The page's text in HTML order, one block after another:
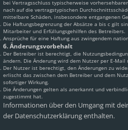
bei Vertragsschluss typischerweise
nach auf die vertragstypischen
mittelbare Schäden, insbesondere entgangenen
Die Haftungsbegrenzung der Absätze a bis c gilt
Mitarbeiter und Erfüllungsgehilfen des Betreibers.
Ansprüche für eine Haftung aus zwingendem
6. Änderungsvorbehalt
Der Betreiber ist berechtigt, die
ändern. Die Änderung wird dem Nutzer per E-
Der Nutzer ist berechtigt, den Änderungen zu
erlischt das zwischen dem Betreiber und dem
sofortiger Wirkung.
Die Änderungen gelten als anerkannt und
zugestimmt hat.
Informationen über den Umgang mit
der Datenschutzerklärung enthalten.